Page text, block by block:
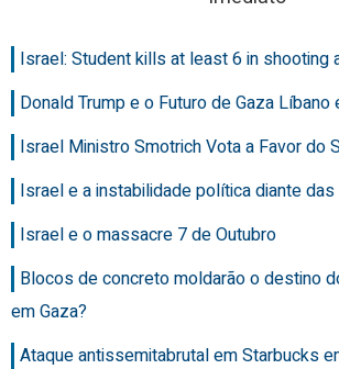
Israel: Student kills at least 6 in shooting
Donald Trump e o Futuro de Gaza Líbano
Israel Ministro Smotrich Vota a Favor do
Israel e a instabilidade política diante
Israel e o massacre 7 de Outubro
Blocos de concreto moldarão o destino
em Gaza?
Ataque antissemitabrutal em Starbucks